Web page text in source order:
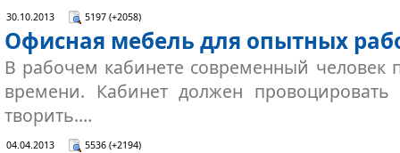
30.10.2013 5197 (+2058)
Офисная мебель для опытных
В рабочем кабинете современный человек
времени. Кабинет должен
творить.…
04.04.2013 5536 (+2194)